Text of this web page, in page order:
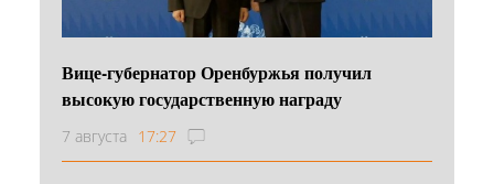
Вице-губернатор Оренбуржья получил
высокую государственную награду
7 августа 17:27